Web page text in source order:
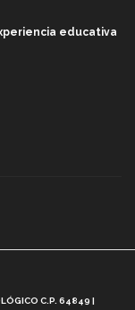
educativa
C.P. 64849 |